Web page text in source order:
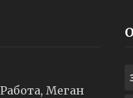
Меган